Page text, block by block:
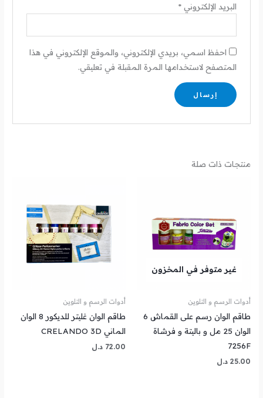
البريد الإلكتروني *
احفظ اسمي، بريدي الإلكتروني، والموقع الإلكتروني في هذا
المتصفح لاستخدامها المرة المقبلة في تعليقي.
منتجات ذات صلة
غير متوفر في المخزون
أدوات الرسم و التلوين
طاقم الوان رسم على القماش 6
الوان 25 مل و باليتة و فرشاة
7256F
25.00 د.ل
أدوات الرسم و التلوين
طاقم الوان غليتر للديكور 8 الوان
الماني CRELANDO 3D
72.00 د.ل